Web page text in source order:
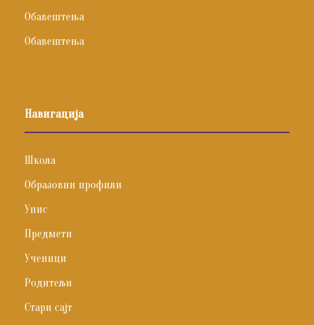
Обавештења
Обавештења
Навигација
Школа
Образовни профили
Упис
Предмети
Ученици
Родитељи
Стари сајт